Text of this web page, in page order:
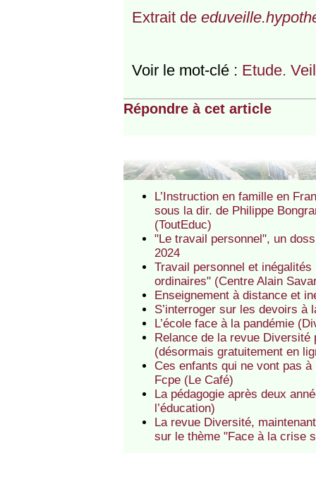
Extrait de
Voir le mot-clé : Etude.
Répondre à cet article
L’Instruction en famille en
sous la dir. de Philippe
(ToutEduc)
"Le travail personnel", un
2024
Travail personnel et
ordinaires" (Centre Alain
Enseignement à distance et
S’interroger sur les devoirs à
L’école face à la pandémie
Relance de la revue Diversité
(désormais gratuitement en
Ces enfants qui ne vont pas
Fcpe (Le Café)
La pédagogie après deux
l’éducation)
La revue Diversité,
sur le thème "Face à la crise